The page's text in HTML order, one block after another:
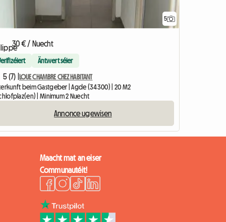
5
30 € / Nuecht
Äntwert séier
5 (7) |
LOUE CHAMBRE CHEZ HABITANT
beim Gastgeber | Agde (34300) | 20 M2
| Minimum 2 Nuecht
Annonce ugewisen
Maacht mat an eiser
Communautéit!